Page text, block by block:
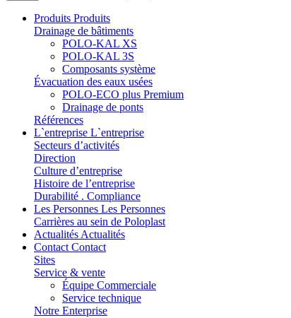
Produits Produits
Drainage de bâtiments
POLO-KAL XS
POLO-KAL 3S
Composants système
Évacuation des eaux usées
POLO-ECO plus Premium
Drainage de ponts
Références
L`entreprise L`entreprise
Secteurs d’activités
Direction
Culture d’entreprise
Histoire de l’entreprise
Durabilité . Compliance
Les Personnes Les Personnes
Carrières au sein de Poloplast
Actualités Actualités
Contact Contact
Sites
Service & vente
Équipe Commerciale
Service technique
Notre Enterprise